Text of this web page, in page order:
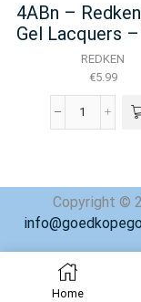
4ABn –
Gel Lacquers
REDKEN
€5.99
4ABn
Gel
Lacquers
-
Copyright ©
Home